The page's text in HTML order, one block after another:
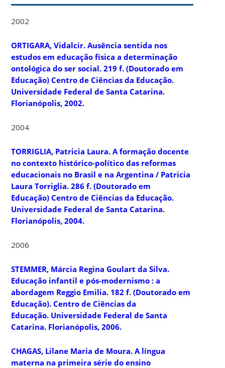
2002
ORTIGARA, Vidalcir.Ausência sentida nos
estudos em educação física a determinação
ontológica do ser social. 219 f. (Doutorado em
Educação) Centro de Ciências da Educação.
Universidade Federal de Santa Catarina.
Florianópolis, 2002.
2004
TORRIGLIA, Patricia Laura.A formação docente
no contexto histórico-político das reformas
educacionais no Brasil e na Argentina / Patricia
Laura Torriglia.286 f. (Doutorado em
Educação) Centro de Ciências da Educação.
Universidade Federal de Santa Catarina.
Florianópolis, 2004.
2006
STEMMER, Márcia Regina Goulart da Silva.
Educação infantil e pós-modernismo : a
abordagem Reggio Emilia. 182 f. (Doutorado em
Educação). Centro de Ciências da
Educação. Universidade Federal de Santa
Catarina. Florianópolis, 2006.
CHAGAS, Lilane Maria de Moura.A língua
materna na primeira série do ensino